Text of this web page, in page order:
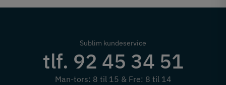
Sublim kundeservice
tlf. 92 45 34 51
Man-tors: 8 til 15 & Fre: 8 til 14